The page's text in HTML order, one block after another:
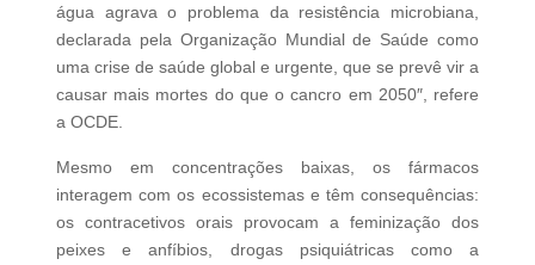
água agrava o problema da resistência microbiana,
declarada pela Organização Mundial de Saúde como
uma crise de saúde global e urgente, que se prevê vir a
causar mais mortes do que o cancro em 2050″, refere
a OCDE.
Mesmo em concentrações baixas, os fármacos
interagem com os ecossistemas e têm consequências:
os contracetivos orais provocam a feminização dos
peixes e anfíbios, drogas psiquiátricas como a